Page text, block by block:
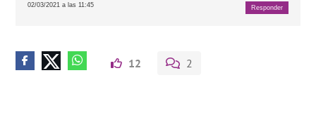
02/03/2021 a las 11:45 Responder
12 2